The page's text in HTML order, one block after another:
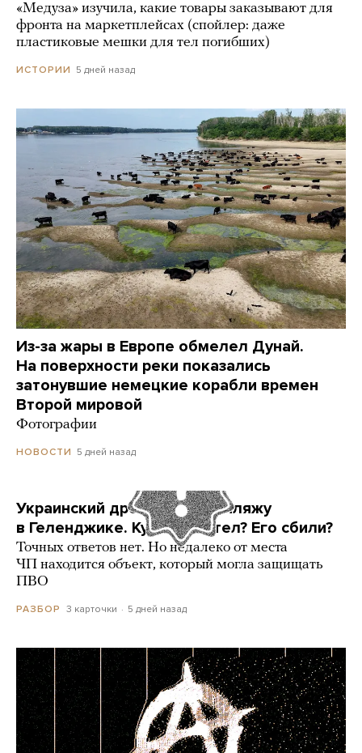
«Медуза» изучила, какие товары заказывают для
фронта на маркетплейсах (спойлер: даже
пластиковые мешки для тел погибших)
ИСТОРИИ 5 дней назад
Из-за жары в Европе обмелел Дунай.
На поверхности реки показались
затонувшие немецкие корабли времен
Второй мировой
Фотографии
НОВОСТИ 5 дней назад
Украинский дрон попал по пляжу
в Геленджике. Куда он летел? Его сбили?
Точных ответов нет. Но недалеко от места
ЧП находится объект, который могла защищать
ПВО
РАЗБОР 3 карточки 5 дней назад